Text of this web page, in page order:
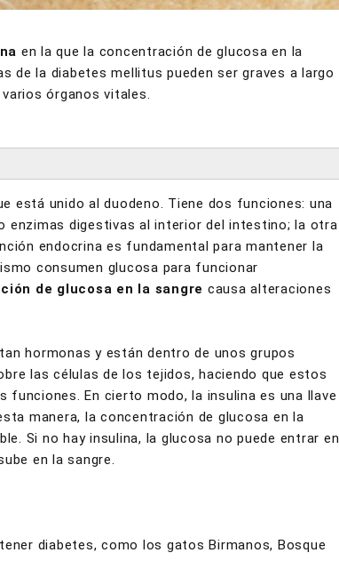
en la que la concentración de glucosa en la
de la diabetes mellitus pueden ser graves a largo
órganos vitales.
está unido al duodeno. Tiene dos funciones: una
enzimas digestivas al interior del intestino; la otra
endocrina es fundamental para mantener la
consumen glucosa para funcionar
de glucosa en la sangre causa alteraciones
hormonas y están dentro de unos grupos
las células de los tejidos, haciendo que estos
funciones. En cierto modo, la insulina es una llave
manera, la concentración de glucosa en la
Si no hay insulina, la glucosa no puede entrar en
en la sangre.
diabetes, como los gatos Birmanos, Bosque